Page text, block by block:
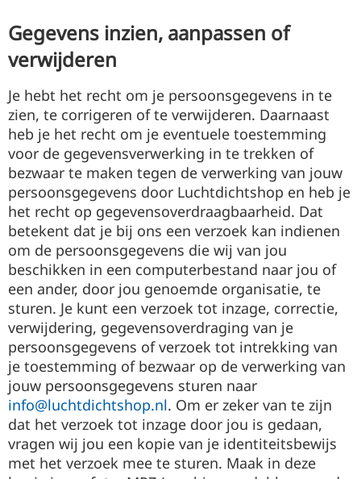
Gegevens inzien, aanpassen of
verwijderen
Je hebt het recht om je persoonsgegevens in te
zien, te corrigeren of te verwijderen. Daarnaast
heb je het recht om je eventuele toestemming
voor de gegevensverwerking in te trekken of
bezwaar te maken tegen de verwerking van jouw
persoonsgegevens door Luchtdichtshop en heb je
het recht op gegevensoverdraagbaarheid. Dat
betekent dat je bij ons een verzoek kan indienen
om de persoonsgegevens die wij van jou
beschikken in een computerbestand naar jou of
een ander, door jou genoemde organisatie, te
sturen. Je kunt een verzoek tot inzage, correctie,
verwijdering, gegevensoverdraging van je
persoonsgegevens of verzoek tot intrekking van
je toestemming of bezwaar op de verwerking van
jouw persoonsgegevens sturen naar
info@luchtdichtshop.nl. Om er zeker van te zijn
dat het verzoek tot inzage door jou is gedaan,
vragen wij jou een kopie van je identiteitsbewijs
met het verzoek mee te sturen. Maak in deze